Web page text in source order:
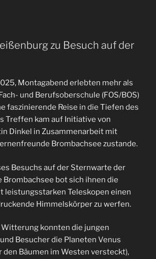
zu Besuch auf der
Montagabend erlebten mehr als
und Berufsoberschule (FOS/BOS)
faszinierende Reise in die Tiefen des
Treffen kam auf Initiative von
Dinkel in Zusammenarbeit mit
Brombachsee zustande.
Besuchs auf der Sternwarte der
bot sich ihnen die
leistungsstarken Teleskopen einen
Himmelskörper zu werfen.
Witterung konnten die jungen
Besucher die Planeten Venus
Bäumen im Westen versteckt),